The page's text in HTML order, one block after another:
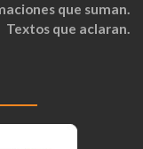
que suman.
Textos que aclaran.